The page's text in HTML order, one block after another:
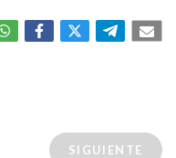
SIGUIENTE